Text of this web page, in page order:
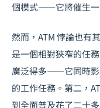
個模式——它將催生一
然而，ATM 悖論也有
是一個相對狹窄的任
廣泛得多——它同時影
的工作任務。第二，
到全面普及花了二十